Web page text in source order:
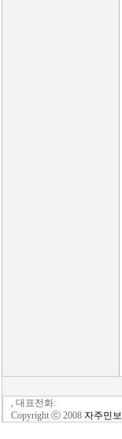
, 대표전화:
Copyright ⓒ 2008 자주민보